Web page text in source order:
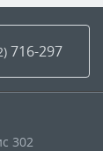
) 716-297
302